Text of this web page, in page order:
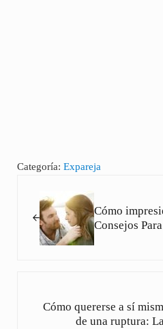
Categoría: Expareja
Cómo
Consejos
Cómo quererse a sí
de una ruptura: